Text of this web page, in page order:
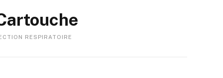
RESPIRATOIRE